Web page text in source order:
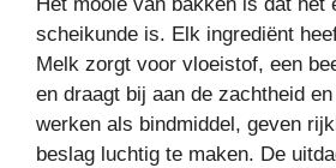
scheikunde is. Elk ingrediënt
Melk zorgt voor vloeistof, een
en draagt bij aan de zachtheid
werken als bindmiddel, geven
beslag luchtig te maken. De